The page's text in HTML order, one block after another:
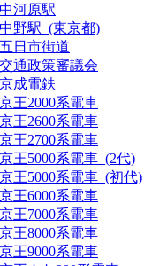
河原駅
野駅_(東京都)
日市街道
通政策審議会
成電鉄
王2000系電車
王2600系電車
王2700系電車
王5000系電車_(2代)
王5000系電車_(初代)
王6000系電車
王7000系電車
王8000系電車
王9000系電車